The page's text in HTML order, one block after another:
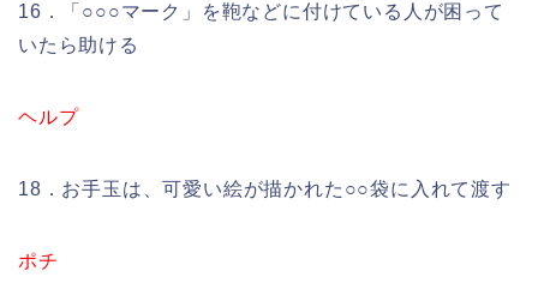
16．「○○○マーク」を鞄などに付けている人が困って
いたら助ける
ヘルプ
18．お手玉は、可愛い絵が描かれた○○袋に入れて渡す
ポチ